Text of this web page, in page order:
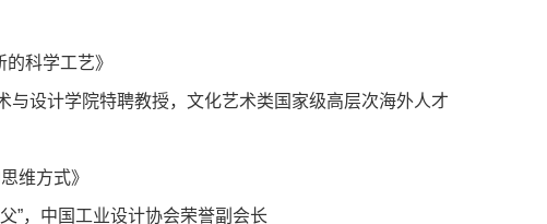
科学工艺》
与设计学院特聘教授，文化艺术类国家级高层次海外人才
维方式》
”，中国工业设计协会荣誉副会长